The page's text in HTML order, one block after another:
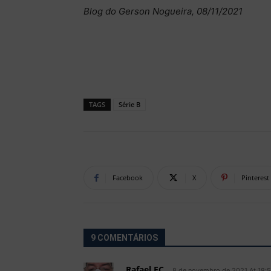
Blog do Gerson Nogueira, 08/11/2021
TAGS Série B
Facebook X Pinterest
9 COMENTÁRIOS